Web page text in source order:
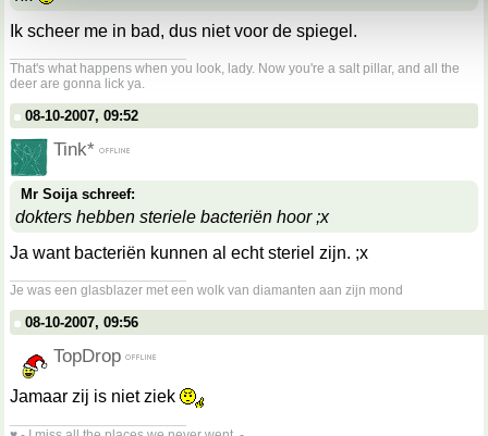
Ik scheer me in bad, dus niet voor de spiegel.
That's what happens when you look, lady. Now you're a salt pillar, and all the
deer are gonna lick ya.
08-10-2007, 09:52
Tink*
Mr Soija schreef:
dokters hebben steriele bacteriën hoor ;x
Ja want bacteriën kunnen al echt steriel zijn. ;x
Je was een glasblazer met een wolk van diamanten aan zijn mond
08-10-2007, 09:56
TopDrop
Jamaar zij is niet ziek